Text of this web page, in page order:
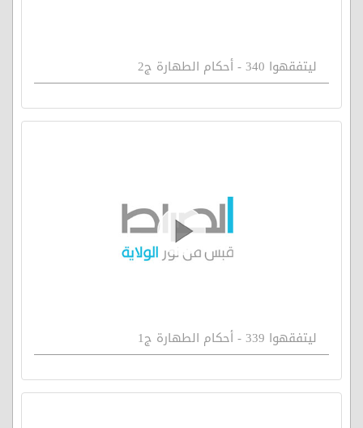
ليتفقهوا 340 - أحكام الطهارة ج2
ليتفقهوا 339 - أحكام الطهارة ج1